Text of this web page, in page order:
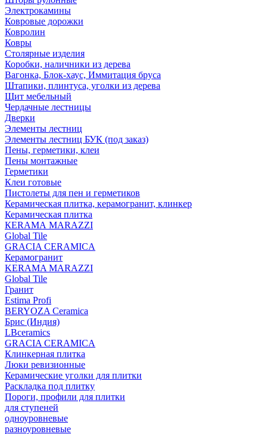
Электрокамины
Ковровые дорожки
Ковролин
Ковры
Столярные изделия
Коробки, наличники из дерева
Вагонка, Блок-хаус, Иммитация бруса
Штапики, плинтуса, уголки из дерева
Щит мебельный
Чердачные лестницы
Дверки
Элементы лестниц
Элементы лестниц БУК (под заказ)
Пены, герметики, клеи
Пены монтажные
Герметики
Клеи готовые
Пистолеты для пен и герметиков
Керамическая плитка, керамогранит, клинкер
Керамическая плитка
КЕRАМА MARAZZI
Global Tile
GRACIA CERAMICA
Керамогранит
KERAMA MARAZZI
Global Tile
Гранит
Estima Profi
BERYOZA Ceramica
Брис (Индия)
LBceramics
GRACIA CERAMICA
Клинкерная плитка
Люки ревизионные
Керамические уголки для плитки
Раскладка под плитку
Пороги, профили для плитки
для ступеней
одноуровневые
разноуровневые